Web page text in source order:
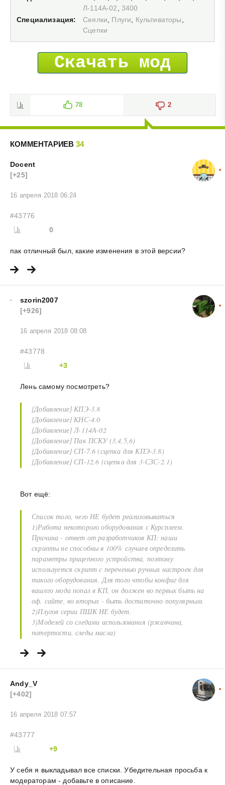
Л-114А-02
3400
Специализация:
Сеялки Плуги Культиваторы
Сцепки
Скачать мод
78 2
КОММЕНТАРИЕВ 34
Docent
[+25]
16 апреля 2018 06:24
#43776
0
пак отличный был, какие изменения в этой версии?
szorin2007
[+926]
16 апреля 2018 08:08
#43778
+3
Лень самому посмотреть?
[Добавление] КПЭ-3.8
[Добавление] КНС-4.0
[Добавление] Л-114А-02
[Добавление] Пак ПСКУ (3,4,5,6)
[Добавление] СП-7.6 (сцепка для КПЭ-3.8)
[Добавление] СП-12.6 (сцепка для 3-СЗС-2.1)
Вот ещё:
Список того, чего НЕ будет реализовываться
1)Работа некоторого оборудования с Курсплеем.
Причина - ответ от разработчиков КП: наши
скрипты не способны в 100% случаев определить
параметры прицепного устройства, поэтому
используется скрипт с переченью ручных настроек для
такого оборудования. Для того чтобы конфиг для
вашего мода попал в КП, он должен во первых быть на
оф. сайте, во вторых - быть достаточно популярным.
2)Плугов серии ПШК НЕ будет.
3)Моделей со следами использования (ржавчина,
потертости, следы масла)
Andy_V
[+402]
16 апреля 2018 07:57
#43777
+9
У себя я выкладывал все списки. Убедительная просьба к
модераторам - добавьте в описание.